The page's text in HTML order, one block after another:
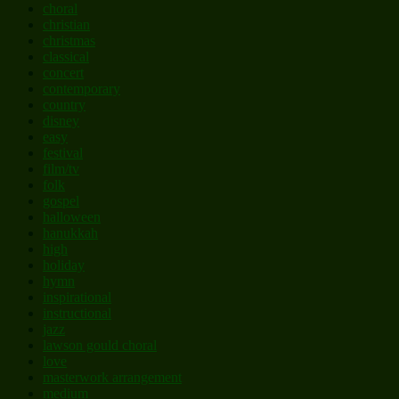
choral
christian
christmas
classical
concert
contemporary
country
disney
easy
festival
film/tv
folk
gospel
halloween
hanukkah
high
holiday
hymn
inspirational
instructional
jazz
lawson gould choral
love
masterwork arrangement
medium